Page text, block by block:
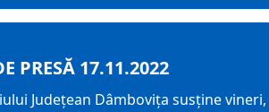
PRESĂ 17.11.2022
Județean Dâmbovița susține